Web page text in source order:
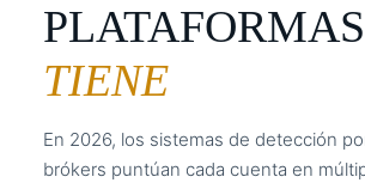
PLATAFORMAS
TIENE
En 2026, los sistemas de detección
brókers puntúan cada cuenta en